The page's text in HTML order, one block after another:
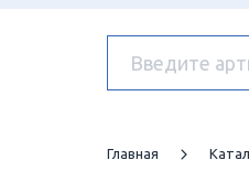
Главная